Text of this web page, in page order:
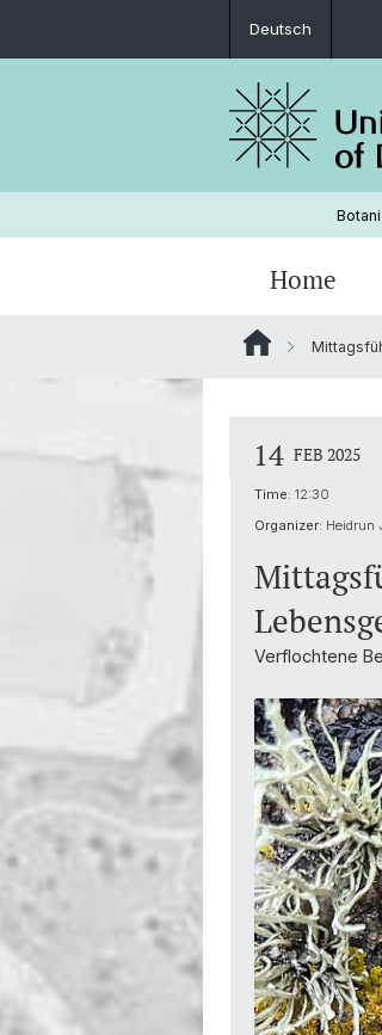
Deutsch
Home
14 FEB 2025
Time: 12:30
Organizer: Heidrun
Verflochtene